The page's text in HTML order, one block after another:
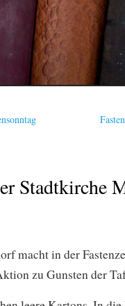
Stadtkirche
macht in der
zu Gunsten der